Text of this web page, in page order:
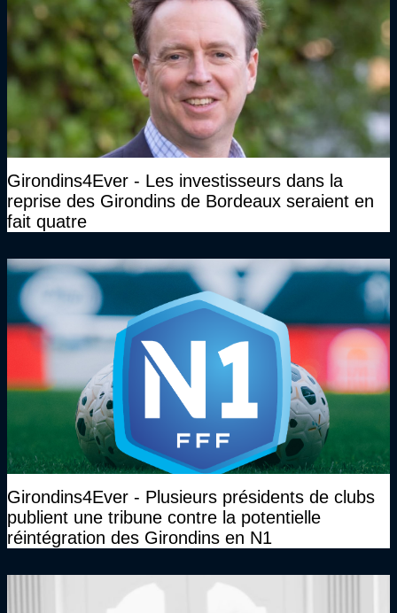
Girondins4Ever - Les investisseurs dans la
reprise des Girondins de Bordeaux seraient en
fait quatre
Girondins4Ever - Plusieurs présidents de clubs
publient une tribune contre la potentielle
réintégration des Girondins en N1